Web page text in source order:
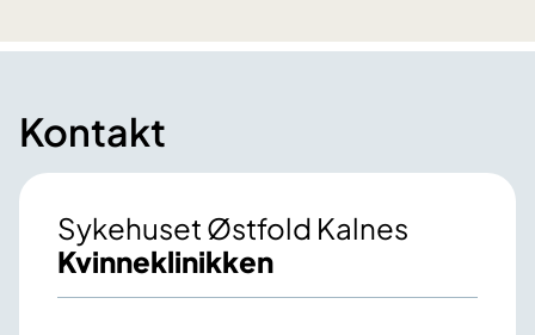
Kontakt
Sykehuset Østfold Kalnes
Kvinneklinikken